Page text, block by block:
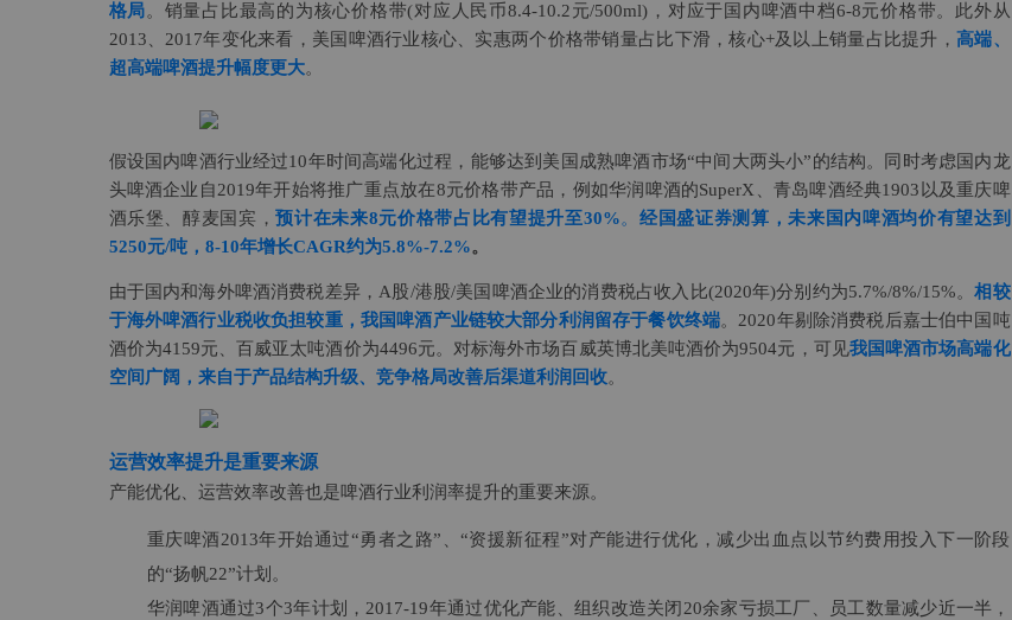
格局。销量占比最高的为核心价格带(对应人民币8.4-10.2元/500ml)，对应于国内啤酒中档6-8元价格带。此外从
2013、2017年变化来看，美国啤酒行业核心、实惠两个价格带销量占比下滑，核心+及以上销量占比提升， 高端、
超高端啤酒提升幅度更大。
假设国内啤酒行业经过10年时间高端化过程，能够达到美国成熟啤酒市场“中间大两头小”的结构。同时考虑国内龙
头啤酒企业自2019年开始将推广重点放在8元价格带产品，例如华润啤酒的SuperX、青岛啤酒经典1903以及重庆啤
酒乐堡、醇麦国宾，预计在未来8元价格带占比有望提升至30%。 经国盛证券测算，未来国内啤酒均价有望达到
5250元/吨，8-10年增长CAGR约为5.8%-7.2%。
由于国内和海外啤酒消费税差异，A股/港股/美国啤酒企业的消费税占收入比(2020年)分别约为5.7%/8%/15%。相较
于海外啤酒行业税收负担较重，我国啤酒产业链较大部分利润留存于餐饮终端。2020年剔除消费税后嘉士伯中国吨
酒价为4159元、百威亚太吨酒价为4496元。对标海外市场百威英博北美吨酒价为9504元，可见我国啤酒市场高端化
空间广阔，来自于产品结构升级、竞争格局改善后渠道利润回收。
运营效率提升是重要来源
产能优化、运营效率改善也是啤酒行业利润率提升的重要来源。
重庆啤酒2013年开始通过“勇者之路”、“资援新征程”对产能进行优化，减少出血点以节约费用投入下一阶段
的“扬帆22”计划。
华润啤酒通过3个3年计划，2017-19年通过优化产能、组织改造关闭20余家亏损工厂、员工数量减少近一半，